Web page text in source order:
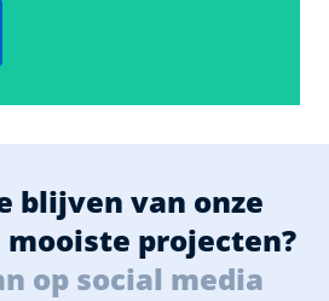
blijven van onze
projecten?
op social media